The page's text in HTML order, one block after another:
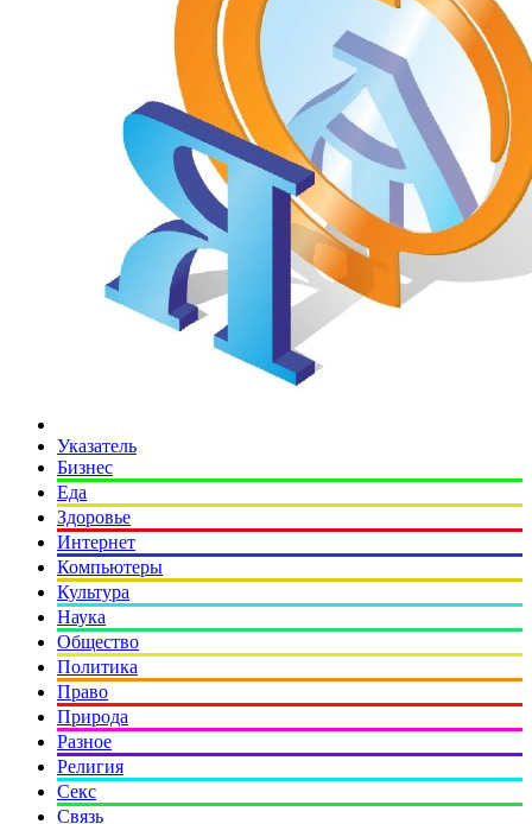
Указатель
Бизнес
Еда
Здоровье
Интернет
Компьютеры
Культура
Наука
Общество
Политика
Право
Природа
Разное
Религия
Секс
Связь